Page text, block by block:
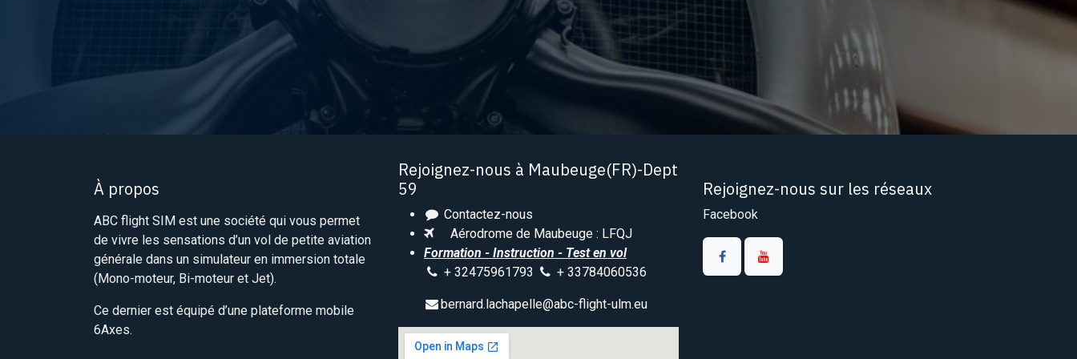
À propos
ABC flight SIM est une société qui vous permet
de vivre les sensations d’un vol de petite aviation
générale dans un simulateur en immersion totale
(Mono-moteur, Bi-moteur et Jet).
Ce dernier est équipé d’une plateforme mobile
6Axes.
Rejoignez-nous à Maubeuge(FR)-Dept
59
Contactez-nous
Aérodrome de Maubeuge : LFQJ
Formation - Instruction - Test en vol
+ 32475961793
+ 33784060536
bernard.lachapelle@abc-flight-ulm.eu
Rejoignez-nous sur les réseaux
Facebook